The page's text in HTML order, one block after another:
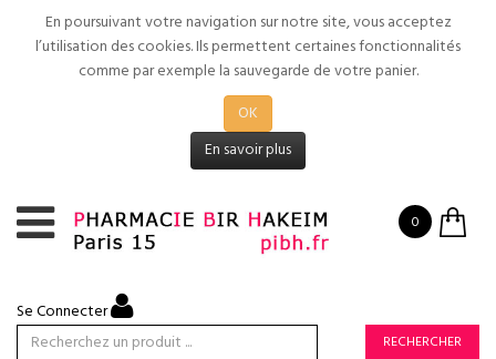
En poursuivant votre navigation sur notre site, vous acceptez
l’utilisation des cookies. Ils permettent certaines fonctionnalités
comme par exemple la sauvegarde de votre panier.
OK
En savoir plus
0
Se Connecter
RECHERCHER